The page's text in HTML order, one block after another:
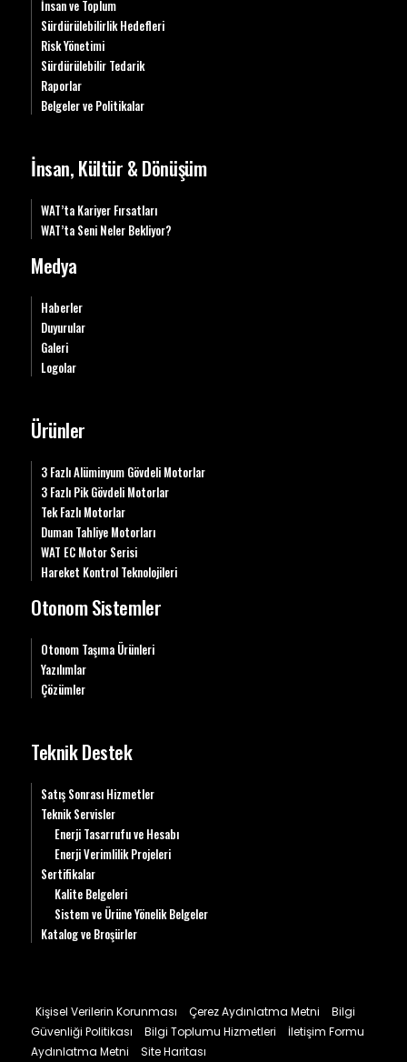
İnsan ve Toplum
Sürdürülebilirlik Hedefleri
Risk Yönetimi
Sürdürülebilir Tedarik
Raporlar
Belgeler ve Politikalar
İnsan, Kültür & Dönüşüm
WAT’ta Kariyer Fırsatları
WAT’ta Seni Neler Bekliyor?
Medya
Haberler
Duyurular
Galeri
Logolar
Ürünler
3 Fazlı Alüminyum Gövdeli Motorlar
3 Fazlı Pik Gövdeli Motorlar
Tek Fazlı Motorlar
Duman Tahliye Motorları
WAT EC Motor Serisi
Hareket Kontrol Teknolojileri
Otonom Sistemler
Otonom Taşıma Ürünleri
Yazılımlar
Çözümler
Teknik Destek
Satış Sonrası Hizmetler
Teknik Servisler
Enerji Tasarrufu ve Hesabı
Enerji Verimlilik Projeleri
Sertifikalar
Kalite Belgeleri
Sistem ve Ürüne Yönelik Belgeler
Katalog ve Broşürler
Kişisel Verilerin Korunması Çerez Aydınlatma Metni
Bilgi
Güvenliği Politikası
Bilgi Toplumu Hizmetleri
İletişim Formu
Aydınlatma Metni
Site Haritası